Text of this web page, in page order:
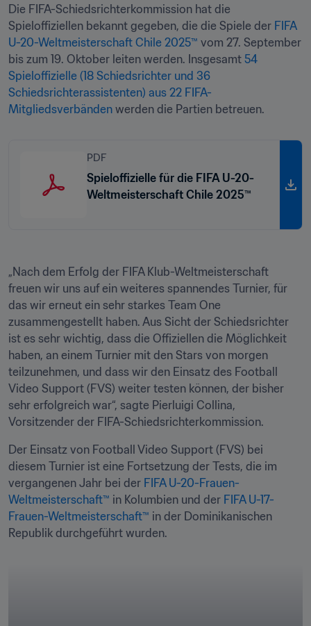
Die FIFA-Schiedsrichterkommission hat die
Spieloffiziellen bekannt gegeben, die die Spiele der FIFA
U-20-Weltmeisterschaft Chile 2025™ vom 27. September
bis zum 19. Oktober leiten werden. Insgesamt 54
Spieloffizielle (18 Schiedsrichter und 36
Schiedsrichterassistenten) aus 22 FIFA-
Mitgliedsverbänden werden die Partien betreuen.
PDF
Spieloffizielle für die FIFA U-20-
Weltmeisterschaft Chile 2025™
„Nach dem Erfolg der FIFA Klub-Weltmeisterschaft
freuen wir uns auf ein weiteres spannendes Turnier, für
das wir erneut ein sehr starkes Team One
zusammengestellt haben. Aus Sicht der Schiedsrichter
ist es sehr wichtig, dass die Offiziellen die Möglichkeit
haben, an einem Turnier mit den Stars von morgen
teilzunehmen, und dass wir den Einsatz des Football
Video Support (FVS) weiter testen können, der bisher
sehr erfolgreich war“, sagte Pierluigi Collina,
Vorsitzender der FIFA-Schiedsrichterkommission.
Der Einsatz von Football Video Support (FVS) bei
diesem Turnier ist eine Fortsetzung der Tests, die im
vergangenen Jahr bei der FIFA U-20-Frauen-
Weltmeisterschaft™ in Kolumbien und der FIFA U-17-
Frauen-Weltmeisterschaft™ in der Dominikanischen
Republik durchgeführt wurden.